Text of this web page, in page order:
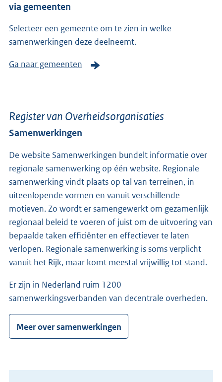
via gemeenten
Selecteer een gemeente om te zien in welke
samenwerkingen deze deelneemt.
Ga naar gemeenten
Register van Overheidsorganisaties
Samenwerkingen
De website Samenwerkingen bundelt informatie over
regionale samenwerking op één website. Regionale
samenwerking vindt plaats op tal van terreinen, in
uiteenlopende vormen en vanuit verschillende
motieven. Zo wordt er samengewerkt om gezamenlijk
regionaal beleid te voeren of juist om de uitvoering van
bepaalde taken efficiënter en effectiever te laten
verlopen. Regionale samenwerking is soms verplicht
vanuit het Rijk, maar komt meestal vrijwillig tot stand.
Er zijn in Nederland ruim 1200
samenwerkingsverbanden van decentrale overheden.
Meer over samenwerkingen